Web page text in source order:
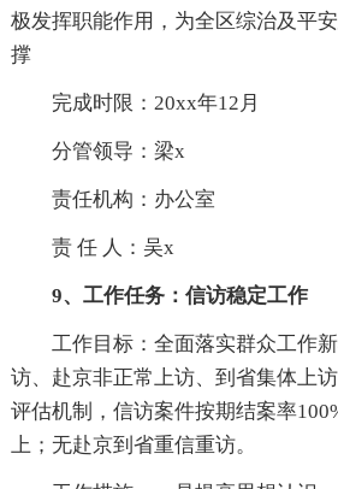
极发挥职能作用，为全区综治及平
撑
完成时限：20xx年12月
分管领导：梁x
责任机构：办公室
责 任 人：吴x
9、工作任务：信访稳定工作
工作目标：全面落实群众工作
访、赴京非正常上访、到省集体上
评估机制，信访案件按期结案率
上；无赴京到省重信重访。